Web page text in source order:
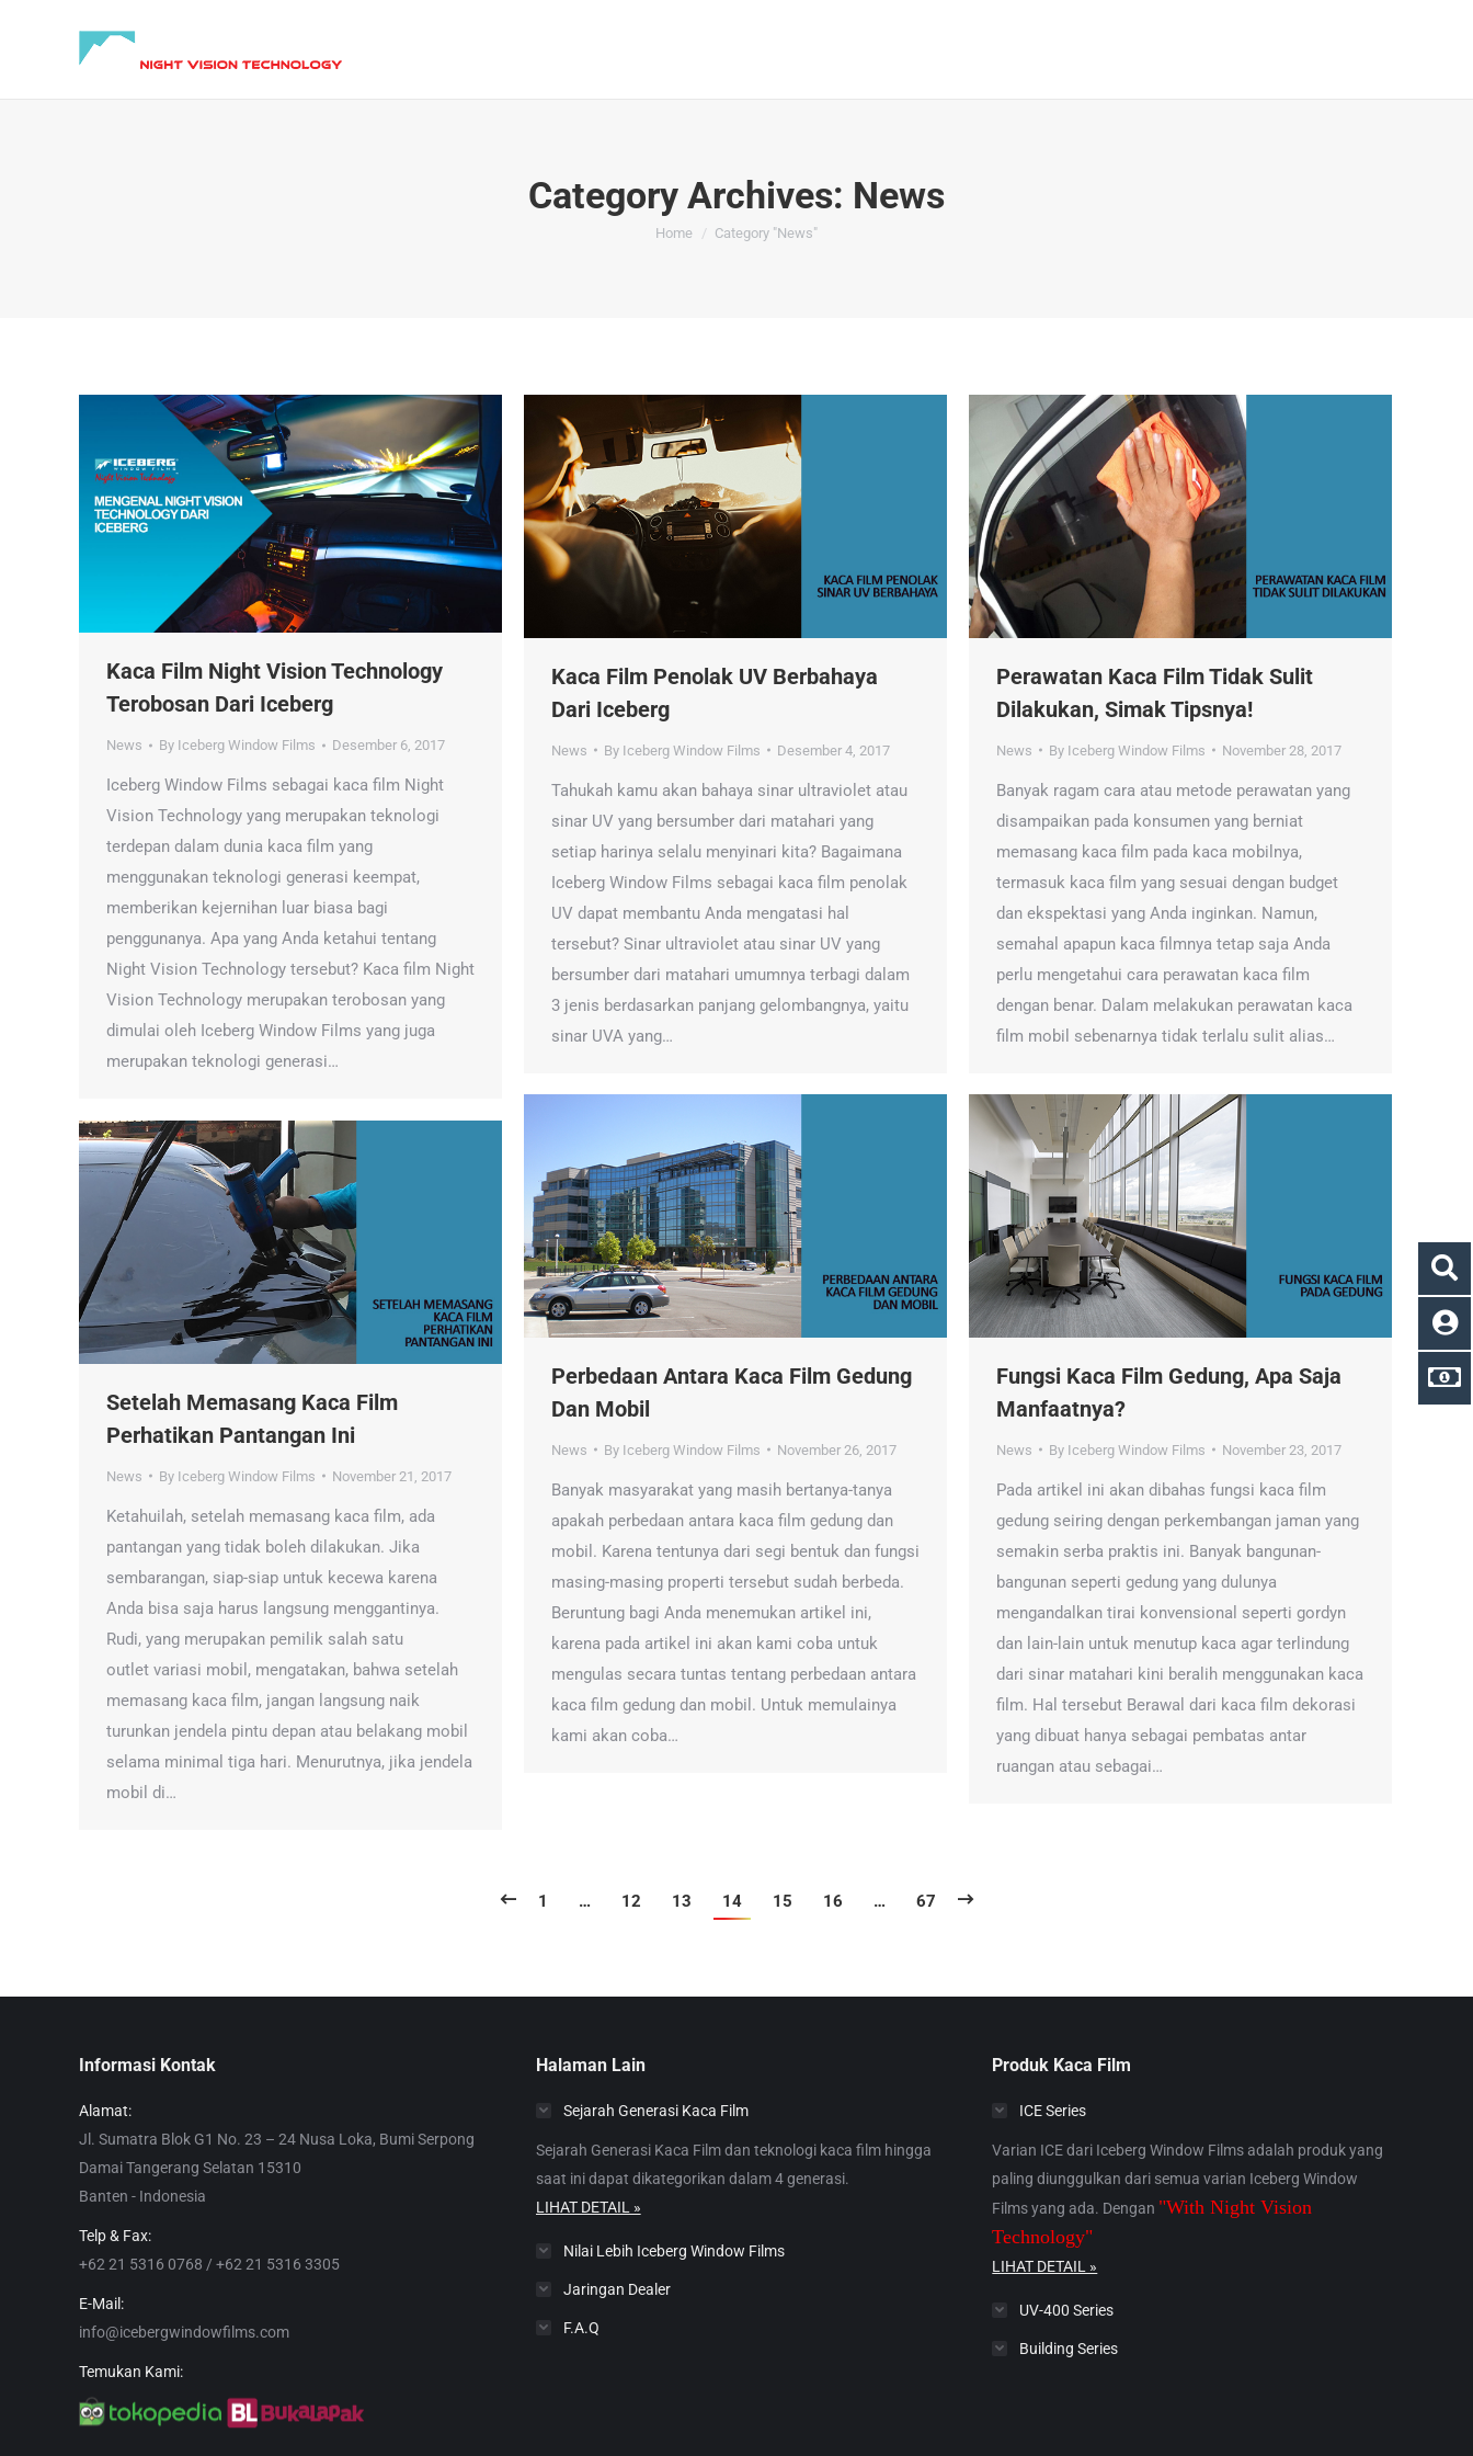
Category Archives: News
You are here:
Home Category "News"
Kaca Film Night Vision Technology
Terobosan Dari Iceberg
News By Iceberg Window Films Desember 6, 2017
Iceberg Window Films sebagai kaca film Night
Vision Technology yang merupakan teknologi
terdepan dalam dunia kaca film yang
menggunakan teknologi generasi keempat,
memberikan kejernihan luar biasa bagi
penggunanya. Apa yang Anda ketahui tentang
Night Vision Technology tersebut? Kaca film Night
Vision Technology merupakan terobosan yang
dimulai oleh Iceberg Window Films yang juga
merupakan teknologi generasi…
Kaca Film Penolak UV Berbahaya
Dari Iceberg
News By Iceberg Window Films Desember 4, 2017
Tahukah kamu akan bahaya sinar ultraviolet atau
sinar UV yang bersumber dari matahari yang
setiap harinya selalu menyinari kita? Bagaimana
Iceberg Window Films sebagai kaca film penolak
UV dapat membantu Anda mengatasi hal
tersebut? Sinar ultraviolet atau sinar UV yang
bersumber dari matahari umumnya terbagi dalam
3 jenis berdasarkan panjang gelombangnya, yaitu
sinar UVA yang…
Perawatan Kaca Film Tidak Sulit
Dilakukan, Simak Tipsnya!
News By Iceberg Window Films November 28, 2017
Banyak ragam cara atau metode perawatan yang
disampaikan pada konsumen yang berniat
memasang kaca film pada kaca mobilnya,
termasuk kaca film yang sesuai dengan budget
dan ekspektasi yang Anda inginkan. Namun,
semahal apapun kaca filmnya tetap saja Anda
perlu mengetahui cara perawatan kaca film
dengan benar. Dalam melakukan perawatan kaca
film mobil sebenarnya tidak terlalu sulit alias…
Perbedaan Antara Kaca Film Gedung
Dan Mobil
News By Iceberg Window Films November 26, 2017
Banyak masyarakat yang masih bertanya-tanya
apakah perbedaan antara kaca film gedung dan
mobil. Karena tentunya dari segi bentuk dan fungsi
masing-masing properti tersebut sudah berbeda.
Beruntung bagi Anda menemukan artikel ini,
karena pada artikel ini akan kami coba untuk
mengulas secara tuntas tentang perbedaan antara
kaca film gedung dan mobil. Untuk memulainya
kami akan coba…
Fungsi Kaca Film Gedung, Apa Saja
Manfaatnya?
News By Iceberg Window Films November 23, 2017
Pada artikel ini akan dibahas fungsi kaca film
gedung seiring dengan perkembangan jaman yang
semakin serba praktis ini. Banyak bangunan-
bangunan seperti gedung yang dulunya
mengandalkan tirai konvensional seperti gordyn
dan lain-lain untuk menutup kaca agar terlindung
dari sinar matahari kini beralih menggunakan kaca
film. Hal tersebut Berawal dari kaca film dekorasi
yang dibuat hanya sebagai pembatas antar
ruangan atau sebagai…
Setelah Memasang Kaca Film
Perhatikan Pantangan Ini
News By Iceberg Window Films November 21, 2017
Ketahuilah, setelah memasang kaca film, ada
pantangan yang tidak boleh dilakukan. Jika
sembarangan, siap-siap untuk kecewa karena
Anda bisa saja harus langsung menggantinya.
Rudi, yang merupakan pemilik salah satu
outlet variasi mobil, mengatakan, bahwa setelah
memasang kaca film, jangan langsung naik
turunkan jendela pintu depan atau belakang mobil
selama minimal tiga hari. Menurutnya, jika jendela
mobil di…
1 … 12 13 14 15 16 … 67
Informasi Kontak
Alamat:
Jl. Sumatra Blok G1 No. 23 – 24 Nusa Loka, Bumi Serpong
Damai Tangerang Selatan 15310
Banten - Indonesia
Telp & Fax:
+62 21 5316 0768 / +62 21 5316 3305
E-Mail:
info@icebergwindowfilms.com
Temukan Kami:
Halaman Lain
Sejarah Generasi Kaca Film
Sejarah Generasi Kaca Film dan teknologi kaca film hingga
saat ini dapat dikategorikan dalam 4 generasi.
LIHAT DETAIL »
Nilai Lebih Iceberg Window Films
Jaringan Dealer
F.A.Q
Produk Kaca Film
ICE Series
Varian ICE dari Iceberg Window Films adalah produk yang
paling diunggulkan dari semua varian Iceberg Window
Films yang ada. Dengan "With Night Vision
Technology"
LIHAT DETAIL »
UV-400 Series
Building Series